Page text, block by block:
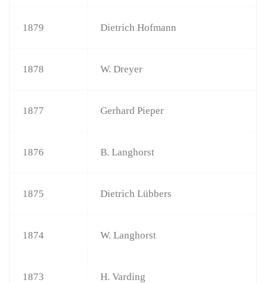
1879 Dietrich Hofmann
1878 W. Dreyer
1877 Gerhard Pieper
1876 B. Langhorst
1875 Dietrich Lübbers
1874 W. Langhorst
1873 H. Varding